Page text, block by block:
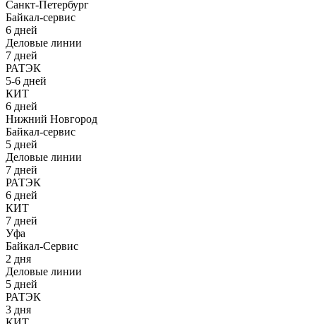
Санкт-Петербург
Байкал-сервис
6 дней
Деловые линии
7 дней
РАТЭК
5-6 дней
КИТ
6 дней
Нижний Новгород
Байкал-сервис
5 дней
Деловые линии
7 дней
РАТЭК
6 дней
КИТ
7 дней
Уфа
Байкал-Сервис
2 дня
Деловые линии
5 дней
РАТЭК
3 дня